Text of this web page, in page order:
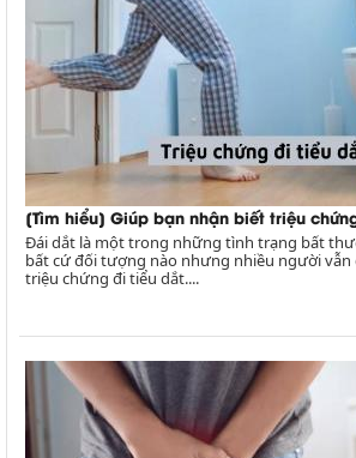
[Tìm hiểu] Giúp bạn nhận biết triệu
Đái dắt là một trong những tình trạng bất
bất cứ đối tượng nào nhưng nhiều người vẫn
triệu chứng đi tiểu dắt....